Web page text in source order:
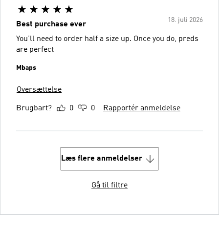
18. juli 2026
Best purchase ever
You’ll need to order half a size up. Once you do, preds
are perfect
Mbaps
Oversættelse
Brugbart? 0 0 Rapportér anmeldelse
Læs flere anmeldelser
Gå til filtre